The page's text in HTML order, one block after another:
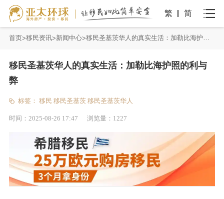
繁 简
首页 移民资讯 新闻中心 移民圣基茨华人的真实生活：加勒比海护照的利与弊
移民圣基茨华人的真实生活：加勒比海护照的利与
弊
标签： 移民 移民圣基茨 移民圣基茨华人
时间： 2025-08-26 17:47 浏览量： 1227